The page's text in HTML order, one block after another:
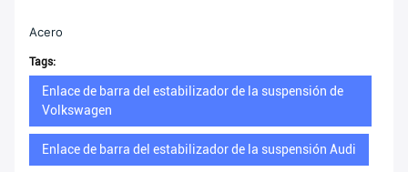
Acero
Tags:
Enlace de barra del estabilizador de la suspensión de
Volkswagen
Enlace de barra del estabilizador de la suspensión Audi